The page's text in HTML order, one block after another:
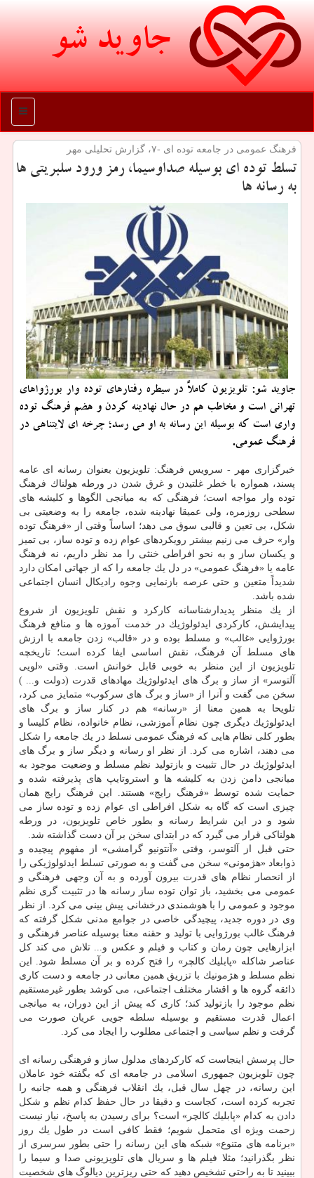
جاوید شو
منو
فرهنگ عمومی در جامعه توده ای -۷، گزارش تحلیلی مهر
تسلط توده ای بوسیله صداوسیما، رمز ورود سلبریتی ها
به رسانه ها
جاوید شو: تلویزیون كاملاً در سیطره رفتارهای توده وار بورژواهای
تهرانی است و مخاطب هم در حال نهادینه كردن و هضم فرهنگ توده
واری است كه بوسیله این رسانه به او می رسد؛ چرخه ای لایتناهی در
فرهنگ عمومی.
خبرگزاری مهر - سرویس فرهنگ: تلویزیون بعنوان رسانه ای عامه
پسند، همواره با خطر غلتیدن و غرق شدن در ورطه هولناك فرهنگ
توده وار مواجه است؛ فرهنگی كه به میانجی الگوها و كلیشه های
سطحی روزمره، ولی عمیقا نهادینه شده، جامعه را به وضعیتی بی
شكل، بی تعین و قالبی سوق می دهد؛ اساساً وقتی از «فرهنگ توده
وار» حرف می زنیم بیشتر رویكردهای عوام زده و توده ساز، بی تمیز
و یكسان ساز و به نحو افراطی خنثی را مد نظر داریم، نه فرهنگ
عامه یا «فرهنگ عمومی» در دل یك جامعه را كه از جهاتی امكان دارد
شدیداً متعین و حتی عرصه بازنمایی وجوه رادیكال انسان اجتماعی
شده باشد.
از یك منظر پدیدارشناسانه كاركرد و نقش تلویزیون از شروع
پیدایشش، كاركردی ایدئولوژیك در خدمت آموزه ها و منافع فرهنگ
بورژوایی «غالب» و مسلط بوده و در «قالب» زدن جامعه با ارزش
های مسلط آن فرهنگ، نقش اساسی ایفا كرده است؛ تاریخچه
تلویزیون از این منظر به خوبی قابل خوانش است. وقتی «لویی
آلتوسر» از ساز و برگ های ایدئولوژیك مهادهای قدرت (دولت و... )
سخن می گفت و آنرا از «ساز و برگ های سركوب» متمایز می كرد،
تلویحا به همین معنا از «رسانه» هم در كنار ساز و برگ های
ایدئولوژیك دیگری چون نظام آموزشی، نظام خانواده، نظام كلیسا و
بطور كلی نظام هایی كه فرهنگ عمومی نسلط در یك جامعه را شكل
می دهند، اشاره می كرد. از نظر او رسانه و دیگر ساز و برگ های
ایدئولوژیك در حال تثبیت و بازتولید نظم مسلط و وضعیت موجود به
میانجی دامن زدن به كلیشه ها و استروتایپ های پذیرفته شده و
حمایت شده توسط «فرهنگ رایج» هستند. این فرهنگ رایج همان
چیزی است كه گاه به شكل افراطی ای عوام زده و توده ساز می
شود و در این شرایط رسانه و بطور خاص تلویزیون، در ورطه
هولناكی قرار می گیرد كه در ابتدای سخن بر آن دست گذاشته شد.
حتی قبل از آلتوسر، وقتی «آنتونیو گرامشی» از مفهوم پیچیده و
ذوابعاد «هژمونی» سخن می گفت و به صورتی تسلط ایدئولوژیكی را
از انحصار نظام های قدرت بیرون آورده و به آن وجهی فرهنگی و
عمومی می بخشید، باز توان توده ساز رسانه ها در تثبیت گری نظم
موجود و عمومی را با هوشمندی درخشانی پیش بینی می كرد. از نظر
وی در دوره جدید، پیچیدگی خاصی در جوامع مدنی شكل گرفته كه
فرهنگ غالب بورژوایی با تولید و حقنه معنا بوسیله عناصر فرهنگی و
ابزارهایی چون رمان و كتاب و فیلم و عكس و... تلاش می كند كل
عناصر شاكله «پابلیك كالچر» را فتح كرده و بر آن مسلط شود. این
نظم مسلط و هژمونیك با تزریق همین معانی در جامعه و دست كاری
ذائقه گروه ها و اقشار مختلف اجتماعی، می كوشد بطور غیرمستقیم
نظم موجود را بازتولید كند؛ كاری كه پیش از این دوران، به میانجی
اعمال قدرت مستقیم و بوسیله سلطه جویی عریان صورت می
گرفت و نظم سیاسی و اجتماعی مطلوب را ایجاد می كرد.
حال پرسش اینجاست كه كاركردهای مدلول ساز و فرهنگی رسانه ای
چون تلویزیون جمهوری اسلامی در جامعه ای كه بگفته خود عاملان
این رسانه، در چهل سال قبل، یك انقلاب فرهنگی و همه جانبه را
تجربه كرده است، كجاست و دقیقا در حال حفظ كدام نظم و شكل
دادن به كدام «پابلیك كالچر» است؟ برای رسیدن به پاسخ، نیاز نیست
زحمت ویژه ای متحمل شویم؛ فقط كافی است در طول یك روز
«برنامه های متنوع» شبكه های این رسانه را حتی بطور سرسری از
نظر بگذرانید؛ مثلا فیلم ها و سریال های تلویزیونی صدا و سیما را
ببینید تا به راحتی تشخیص دهید كه حتی ریزترین دیالوگ های شخصیت